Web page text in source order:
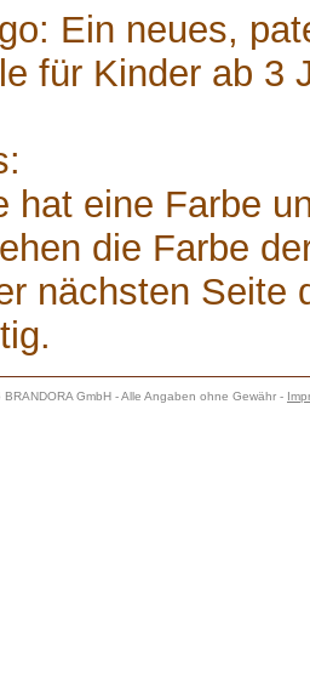
Ein neues,
für Kinder ab 3
hat eine Farbe
die Farbe
nächsten Seite
GmbH - Alle Angaben ohne Gewähr -